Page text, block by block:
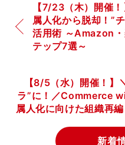
【7/23（木）開催
属人化から脱却！”
活用術 ～Amazon
テップ7選～
【8/5（水）開催！】
ラ”に！／
属人化に向けた組織再
新着